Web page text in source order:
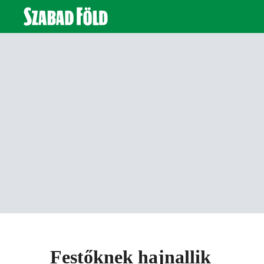
Festőknek hajnallik